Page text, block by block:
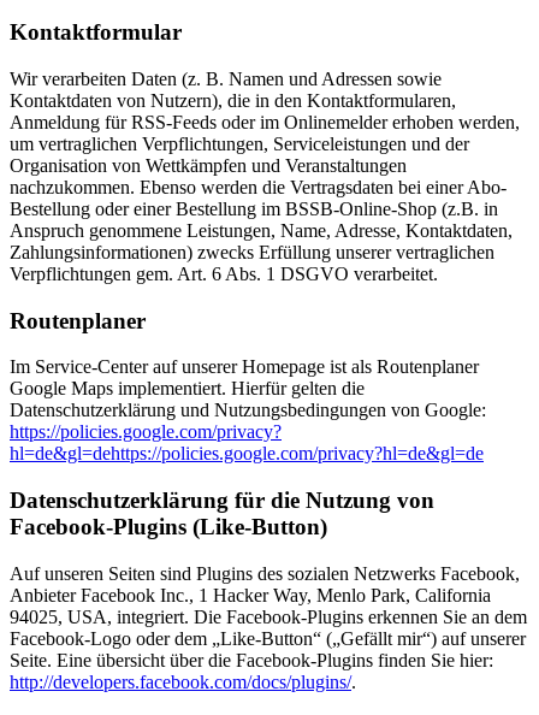
Kontaktformular
Wir verarbeiten Daten (z. B. Namen und Adressen sowie
Kontaktdaten von Nutzern), die in den Kontaktformularen,
Anmeldung für RSS-Feeds oder im Onlinemelder erhoben werden,
um vertraglichen Verpflichtungen, Serviceleistungen und der
Organisation von Wettkämpfen und Veranstaltungen
nachzukommen. Ebenso werden die Vertragsdaten bei einer Abo-
Bestellung oder einer Bestellung im BSSB-Online-Shop (z.B. in
Anspruch genommene Leistungen, Name, Adresse, Kontaktdaten,
Zahlungsinformationen) zwecks Erfüllung unserer vertraglichen
Verpflichtungen gem. Art. 6 Abs. 1 DSGVO verarbeitet.
Routenplaner
Im Service-Center auf unserer Homepage ist als Routenplaner
Google Maps implementiert. Hierfür gelten die
Datenschutzerklärung und Nutzungsbedingungen von Google:
https://policies.google.com/privacy?
hl=de&gl=dehttps://policies.google.com/privacy?hl=de&gl=de
Datenschutzerklärung für die Nutzung von
Facebook-Plugins (Like-Button)
Auf unseren Seiten sind Plugins des sozialen Netzwerks Facebook,
Anbieter Facebook Inc., 1 Hacker Way, Menlo Park, California
94025, USA, integriert. Die Facebook-Plugins erkennen Sie an dem
Facebook-Logo oder dem „Like-Button“ („Gefällt mir“) auf unserer
Seite. Eine übersicht über die Facebook-Plugins finden Sie hier:
http://developers.facebook.com/docs/plugins/.